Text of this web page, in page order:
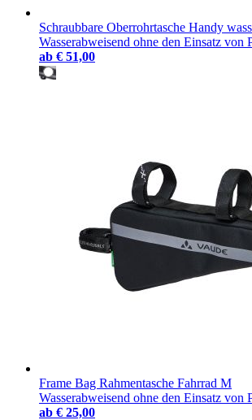
Schraubbare Oberrohrtasche Handy
Wasserabweisend ohne den Einsatz von
ab € 51,00
Frame Bag Rahmentasche Fahrrad M
Wasserabweisend ohne den Einsatz von
ab € 25,00